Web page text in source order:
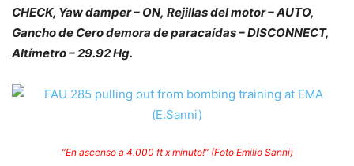
CHECK, Yaw damper – ON, Rejillas del motor – AUTO,
Gancho de Cero demora de paracaídas – DISCONNECT,
Altímetro – 29.92 Hg.
“En ascenso a 4.000 ft x minuto!” (Foto Emilio Sanni)